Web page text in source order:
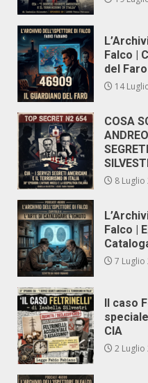
Falco |
del Faro
14
COSA
8 Luglio
Falco |
7 Luglio
Il caso
CIA
2 Luglio